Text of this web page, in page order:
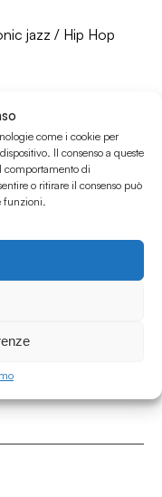
come i cookie per
Il consenso a queste
comportamento di
o ritirare il consenso può
funzioni.
jazz / Hip Hop